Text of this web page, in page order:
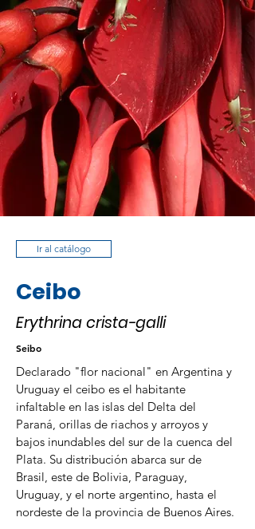
Ir al catálogo
Ceibo
Erythrina crista-galli
Seibo
Declarado "flor nacional" en Argentina y
Uruguay el ceibo es el habitante
infaltable en las islas del Delta del
Paraná, orillas de riachos y arroyos y
bajos inundables del sur de la cuenca del
Plata. Su distribución abarca sur de
Brasil, este de Bolivia, Paraguay,
Uruguay, y el norte argentino, hasta el
nordeste de la provincia de Buenos Aires.